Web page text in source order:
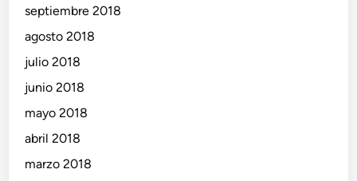
septiembre 2018
agosto 2018
julio 2018
junio 2018
mayo 2018
abril 2018
marzo 2018